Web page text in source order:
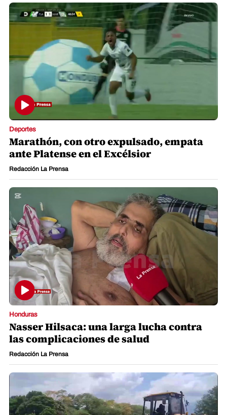
Deportes
Marathón, con otro expulsado, empata
ante Platense en el Excélsior
Redacción La Prensa
Honduras
Nasser Hilsaca: una larga lucha contra
las complicaciones de salud
Redacción La Prensa